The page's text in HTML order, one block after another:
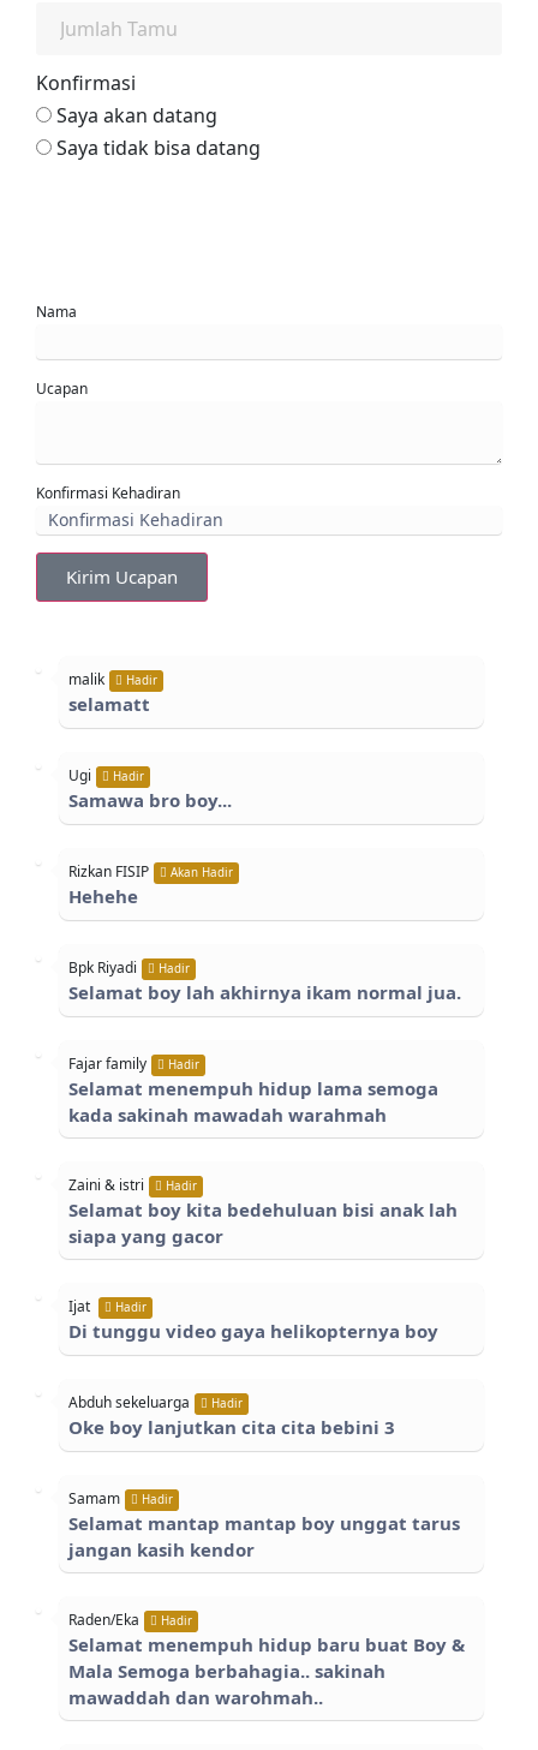
Konfirmasi
Saya akan datang
Saya tidak bisa datang
Nama
Ucapan
Konfirmasi Kehadiran
Kirim Ucapan
malik Hadir
selamatt
Ugi Hadir
Samawa bro boy...
Rizkan FISIP Akan Hadir
Hehehe
Bpk Riyadi Hadir
Selamat boy lah akhirnya ikam normal jua.
Fajar family Hadir
Selamat menempuh hidup lama semoga
kada sakinah mawadah warahmah
Zaini & istri Hadir
Selamat boy kita bedehuluan bisi anak lah
siapa yang gacor
Ijat Hadir
Di tunggu video gaya helikopternya boy
Abduh sekeluarga Hadir
Oke boy lanjutkan cita cita bebini 3
Samam Hadir
Selamat mantap mantap boy unggat tarus
jangan kasih kendor
Raden/Eka Hadir
Selamat menempuh hidup baru buat Boy &
Mala Semoga berbahagia.. sakinah
mawaddah dan warohmah..